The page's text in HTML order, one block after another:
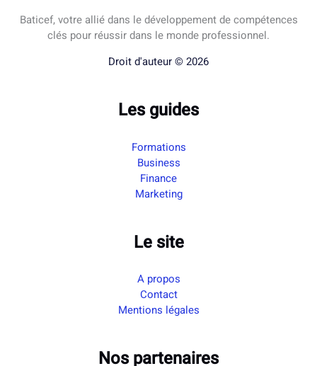
Baticef, votre allié dans le développement de compétences
clés pour réussir dans le monde professionnel.
Droit d'auteur © 2026
Les guides
Formations
Business
Finance
Marketing
Le site
A propos
Contact
Mentions légales
Nos partenaires